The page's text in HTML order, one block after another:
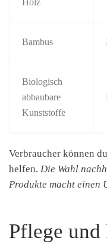
Bambus
Biologisch
abbaubare
Kunststoffe
Verbraucher können
helfen. Die Wahl
Produkte macht einen
Pflege und